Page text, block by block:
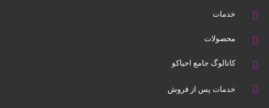
خدمات
محصولات
کاتالوگ جامع احیاکو
خدمات پس از فروش